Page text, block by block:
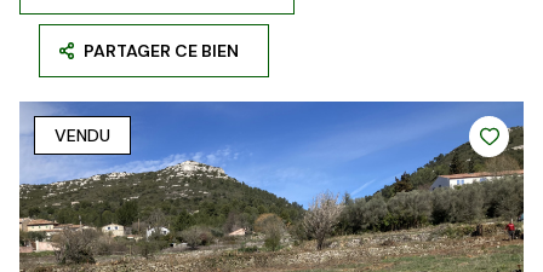
PARTAGER CE BIEN
VENDU